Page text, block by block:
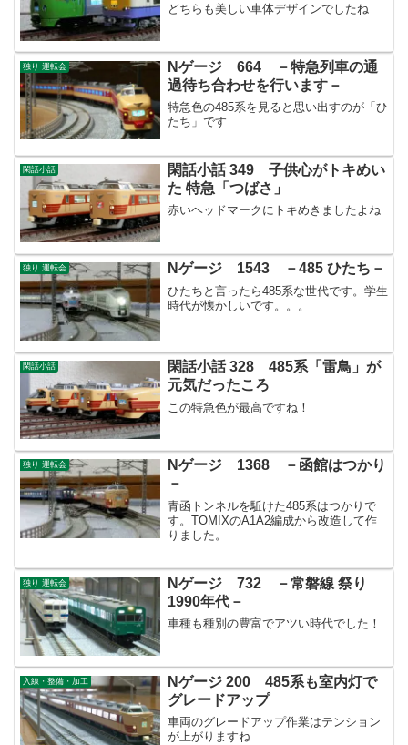
どちらも美しい車体デザインでしたね
独り 運転会
Nゲージ 664 －特急列車の通
過待ち合わせを行います－
特急色の485系を見ると思い出すのが「ひ
たち」です
閑話小話
閑話小話 349 子供心がトキめい
た 特急「つばさ」
赤いヘッドマークにトキめきましたよね
独り 運転会 Nゲージ 1543 －485 ひたち－
ひたちと言ったら485系な世代です。学生
時代が懐かしいです。。。
閑話小話
閑話小話 328 485系「雷鳥」が
元気だったころ
この特急色が最高ですね！
独り 運転会
Nゲージ 1368 －函館はつかり
－
青函トンネルを駈けた485系はつかりで
す。TOMIXのA1A2編成から改造して作
りました。
独り 運転会
Nゲージ 732 －常磐線 祭り
1990年代－
車種も種別の豊富でアツい時代でした！
入線・整備・加工
Nゲージ 200 485系も室内灯で
グレードアップ
車両のグレードアップ作業はテンション
が上がりますね